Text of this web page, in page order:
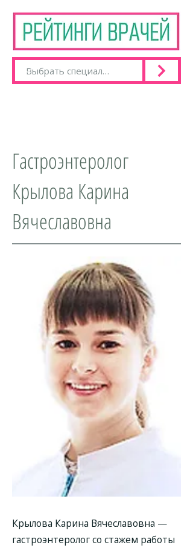
Гастроэнтеролог
Крылова Карина
Вячеславовна
Крылова Карина Вячеславовна —
гастроэнтеролог со стажем работы